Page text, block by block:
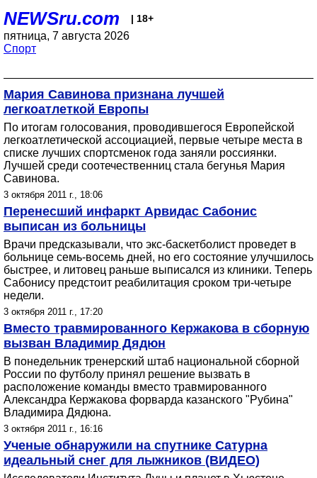
NEWSru.com | 18+
пятница, 7 августа 2026
Спорт
Мария Савинова признана лучшей
легкоатлеткой Европы
По итогам голосования, проводившегося Европейской
легкоатлетической ассоциацией, первые четыре места в
списке лучших спортсменок года заняли россиянки.
Лучшей среди соотечественниц стала бегунья Мария
Савинова.
3 октября 2011 г., 18:06
Перенесший инфаркт Арвидас Сабонис
выписан из больницы
Врачи предсказывали, что экс-баскетболист проведет в
больнице семь-восемь дней, но его состояние улучшилось
быстрее, и литовец раньше выписался из клиники. Теперь
Сабонису предстоит реабилитация сроком три-четыре
недели.
3 октября 2011 г., 17:20
Вместо травмированного Кержакова в сборную
вызван Владимир Дядюн
В понедельник тренерский штаб национальной сборной
России по футболу принял решение вызвать в
расположение команды вместо травмированного
Александра Кержакова форварда казанского "Рубина"
Владимира Дядюна.
3 октября 2011 г., 16:16
Ученые обнаружили на спутнике Сатурна
идеальный снег для лыжников (ВИДЕО)